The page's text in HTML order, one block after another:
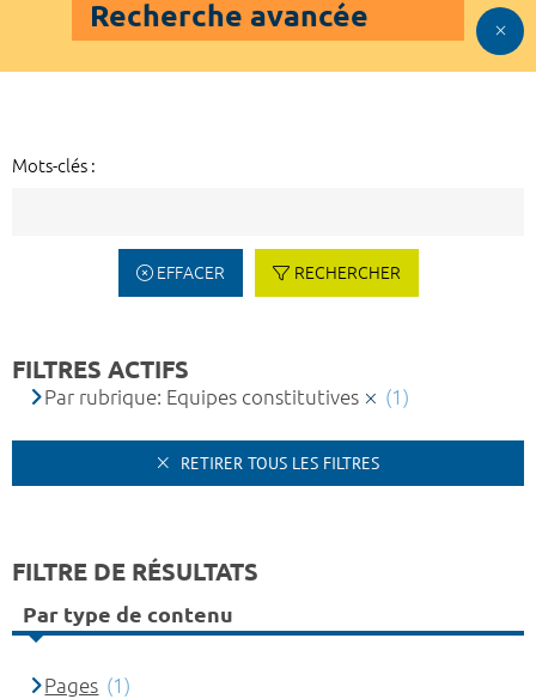
Recherche avancée
Mots-clés :
EFFACER RECHERCHER
FILTRES ACTIFS
Par rubrique: Equipes constitutives (1)
RETIRER TOUS LES FILTRES
FILTRE DE RÉSULTATS
Par type de contenu
Pages (1)